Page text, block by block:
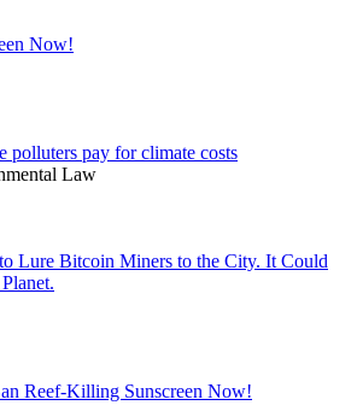
Now!
polluters pay for climate costs
Law
Lure Bitcoin Miners to the City. It Could
Reef-Killing Sunscreen Now!